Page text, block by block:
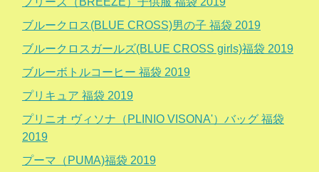
ブルークロス(BLUE CROSS)男の子 福袋 2019
ブルークロスガールズ(BLUE CROSS girls)福袋 2019
ブルーボトルコーヒー 福袋 2019
プリキュア 福袋 2019
プリニオ ヴィソナ（PLINIO VISONA'）バッグ 福袋
2019
プーマ（PUMA)福袋 2019